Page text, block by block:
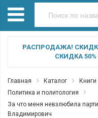
РАСПРОДАЖА!
СКИДКА
Главная Каталог Книги
Политика и политология
За что меня невзлюбила
Владимирович